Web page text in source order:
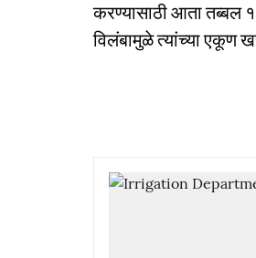
करण्यासाठी आता तब्बल
विलंबामुळे त्यांच्या एकूण